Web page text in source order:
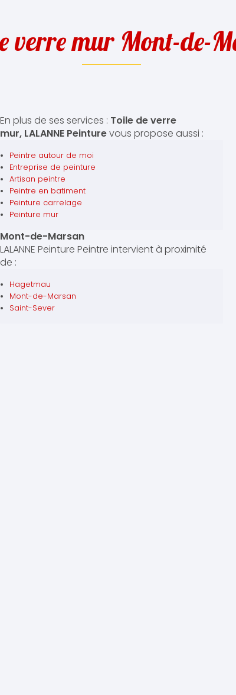
verre mur Mont-de-
En plus de ses services : Toile de verre
mur, LALANNE Peinturevous propose aussi :
Peintre autour de moi
Entreprise de peinture
Artisan peintre
Peintre en batiment
Peinture carrelage
Peinture mur
Mont-de-Marsan
LALANNE Peinture Peintre intervient à proximité
de :
Hagetmau
Mont-de-Marsan
Saint-Sever